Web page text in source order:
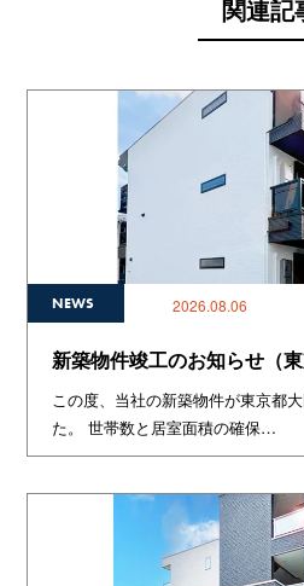
関連記
NEWS 2026.08.06
新築物件竣工のお知らせ（東
この度、当社の新築物件が東京都
た。 世帯数と居室面積の確保…